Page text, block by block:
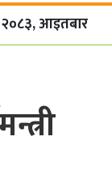
२०८३, आइतबार